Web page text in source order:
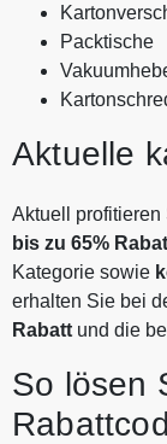
Packtische
Aktuelle
Aktuell profitieren
bis zu 65%
Kategorie sowie
erhalten Sie bei
Rabatt und die
So lösen